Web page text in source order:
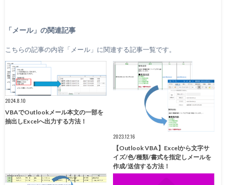
「メール」の関連記事
こちらの記事の内容「メール」に関連する記事一覧です。
2024.8.10
VBAでOutlookメール本文の一部を
抽出しExcelへ出力する方法！
2023.12.16
【Outlook VBA】Excelから文字サ
イズ/色/種類/書式を指定しメールを
作成/送信する方法！